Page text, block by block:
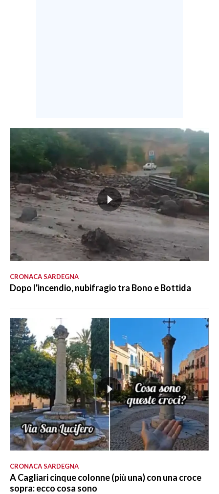
CRONACA SARDEGNA
Dopo l'incendio, nubifragio tra Bono e Bottida
CRONACA SARDEGNA
A Cagliari cinque colonne (più una) con una croce
sopra: ecco cosa sono